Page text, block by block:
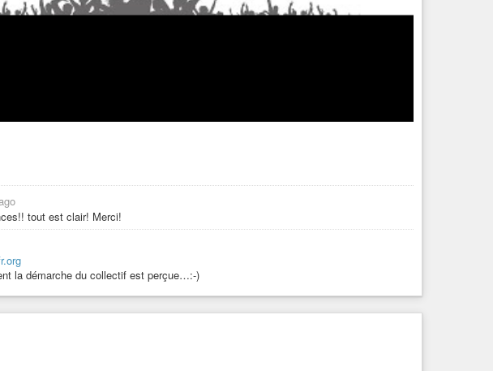
tout est clair! Merci!
la démarche du collectif est perçue…:-)